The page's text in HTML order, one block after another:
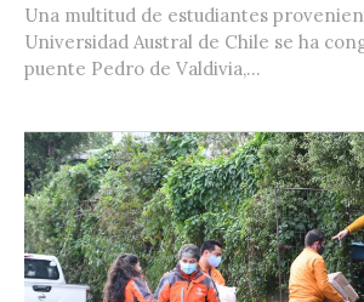
Una multitud de estudiantes
Universidad Austral de Chile se ha
puente Pedro de Valdivia,...